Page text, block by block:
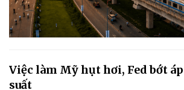
Việc làm Mỹ hụt hơi, Fed bớt
suất